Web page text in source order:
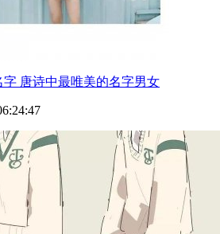
字 唐诗中最唯美的名字男女